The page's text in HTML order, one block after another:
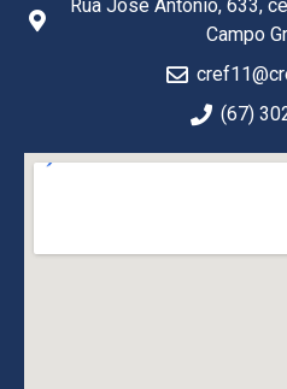
Rua José Antônio, 633,
Campo
(67)